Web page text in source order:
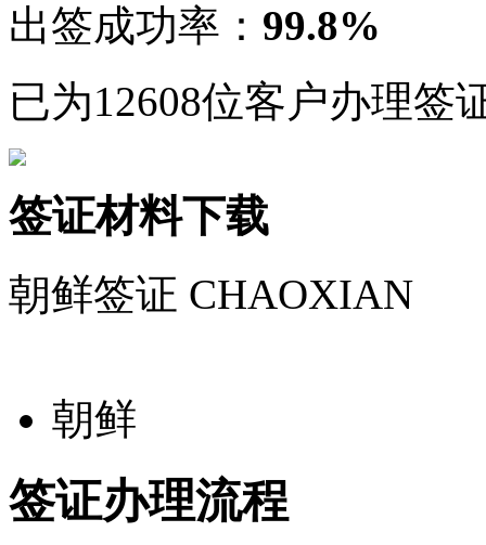
出签成功率： 99.8%
已为12608位客户办理签
签证材料下载
朝鲜签证 CHAOXIAN
朝鲜
签证办理流程